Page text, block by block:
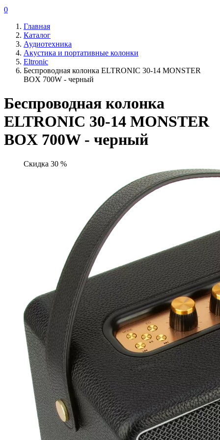
0
Главная
Каталог
Аудиотехника
Акустика и портативные колонки
Eltronic
Беспроводная колонка ELTRONIC 30-14 MONSTER
BOX 700W - черный
Беспроводная колонка
ELTRONIC 30-14 MONSTER
BOX 700W - черный
Скидка 30 %